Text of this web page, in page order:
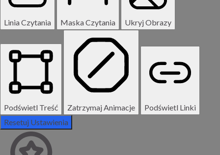
Linia Czytania Maska Czytania Ukryj Obrazy
Podświetl Treść Zatrzymaj Animacje
Podświetl Linki
Resetuj Ustawienia